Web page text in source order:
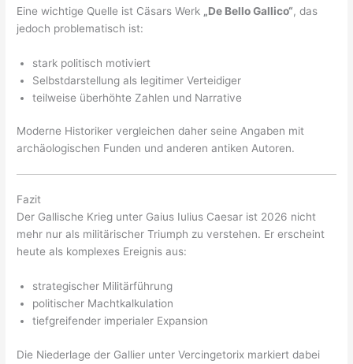
Eine wichtige Quelle ist Cäsars Werk „De Bello Gallico“, das
jedoch problematisch ist:
stark politisch motiviert
Selbstdarstellung als legitimer Verteidiger
teilweise überhöhte Zahlen und Narrative
Moderne Historiker vergleichen daher seine Angaben mit
archäologischen Funden und anderen antiken Autoren.
Fazit
Der Gallische Krieg unter Gaius Iulius Caesar ist 2026 nicht
mehr nur als militärischer Triumph zu verstehen. Er erscheint
heute als komplexes Ereignis aus:
strategischer Militärführung
politischer Machtkalkulation
tiefgreifender imperialer Expansion
Die Niederlage der Gallier unter Vercingetorix markiert dabei